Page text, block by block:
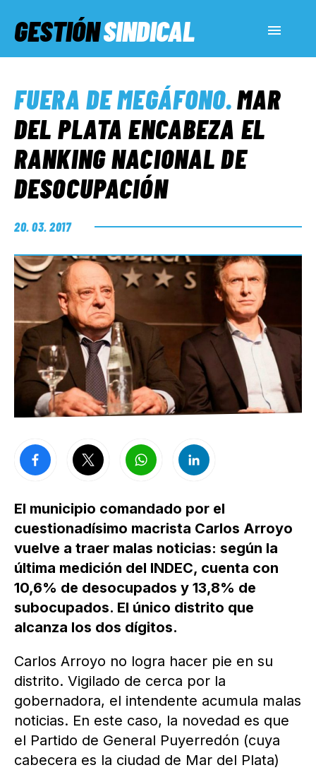
GESTIÓNSINDICAL
SERVICIOS SOCIALES
INFORMES ESPECIALES
FUERA DE MEGÁFONO
EL LADO «G»
FUERA DE MEGÁFONO.MAR
DEL PLATA ENCABEZA EL
RANKING NACIONAL DE
DESOCUPACIÓN
20. 03. 2017
El municipio comandado por el
cuestionadísimo macrista Carlos Arroyo
vuelve a traer malas noticias: según la
última medición del INDEC, cuenta con
10,6% de desocupados y 13,8% de
subocupados. El único distrito que
alcanza los dos dígitos.
Carlos Arroyo no logra hacer pie en su
distrito. Vigilado de cerca por la
gobernadora, el intendente acumula malas
noticias. En este caso, la novedad es que
el Partido de General Puyerredón (cuya
cabecera es la ciudad de Mar del Plata)